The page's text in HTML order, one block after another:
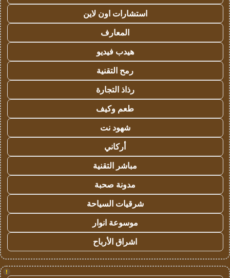
استشارات اون لاين
المعارف
هيدب فيديو
رمح التقنية
رذاذ التجارة
طعم وكيف
شهود نت
أركاني
مباشر التقنية
مدونة صحبة
شرقيات السياحة
موسوعة انوار
اشراق الأرباح
!